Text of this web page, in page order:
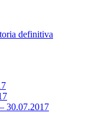
definitiva
30.07.2017